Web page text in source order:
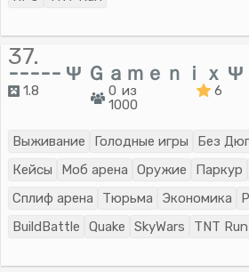
37.
----- Ψ Ｇａｍｅｎｉｘ
1.8
0 из
1000
6
Выживание Голодные игры Без
Кейсы
Моб арена Оружие Паркур
Сплиф арена
Тюрьма Экономика
BuildBattle
Quake SkyWars TNT Run